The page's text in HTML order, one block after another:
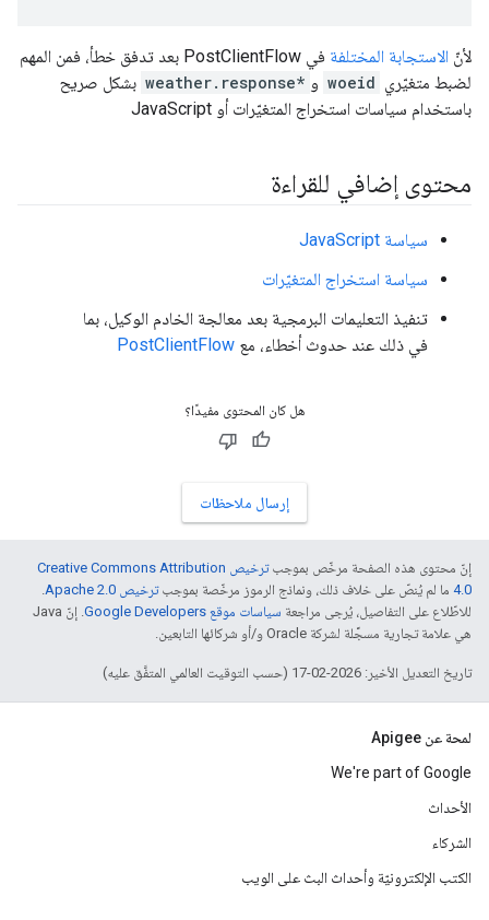
لأنّ الاستجابة المختلفة
في PostClientFlow بعد تدفق خطأ، فمن المهم
لضبط متغيّري woeid و weather.response* بشكل صريح
باستخدام سياسات استخراج المتغيّرات أو JavaScript
محتوى إضافي للقراءة
سياسة JavaScript
سياسة استخراج المتغيّرات
تنفيذ التعليمات البرمجية بعد معالجة الخادم الوكيل، بما
في ذلك عند حدوث أخطاء، مع PostClientFlow
هل كان المحتوى مفيدًا؟
إرسال ملاحظات
إنّ محتوى هذه الصفحة مرخّص بموجب
ترخيص Creative Commons Attribution
4.0‏ ما لم يُنصّ على خلاف ذلك، ونماذج الرموز مرخّصة بموجبترخيص Apache 2.0‏
.
للاطّلاع على التفاصيل، يُرجى مراجعة سياسات موقع Google Developers‏
. إنّ Java
هي علامة تجارية مسجَّلة لشركة Oracle و/أو شركائها التابعين.
تاريخ التعديل الأخير: 2026-02-17 (حسب التوقيت العالمي المتفَّق عليه)
لمحة عن Apigee
We're part of Google
الأحداث
الشركاء
الكتب الإلكترونيّة وأحداث البث على الويب